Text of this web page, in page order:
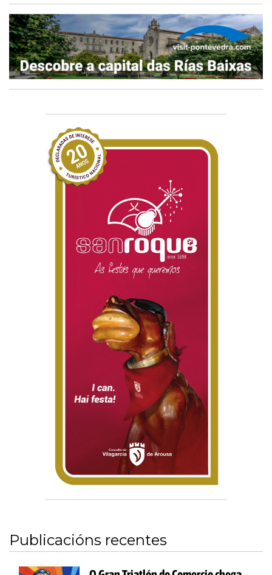
Publicacións recentes